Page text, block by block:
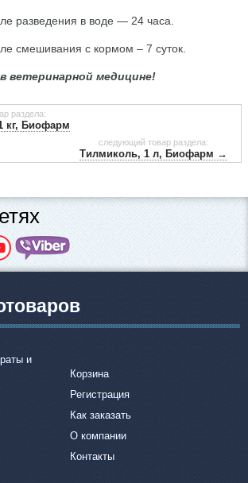
разведения в воде — 24 часа.
смешивания с кормом – 7 суток.
ветеринарной медицине!
раздела:
кг, Биофарм
следующий товар раздела:
Тилмиколь, 1 л, Биофарм →
и
Корзина
Регистрация
Как заказать
О компании
Контакты